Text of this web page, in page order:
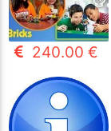
240.00 €